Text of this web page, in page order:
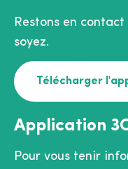
Restons en contact
soyez.
Télécharger
Application
Pour vous tenir